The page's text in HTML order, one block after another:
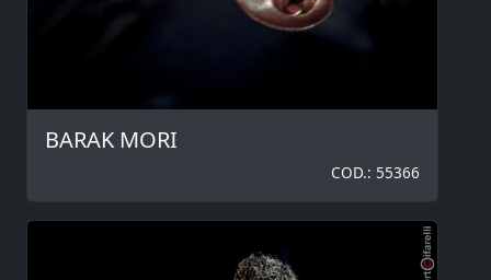
BARAK MORI
COD.: 55366